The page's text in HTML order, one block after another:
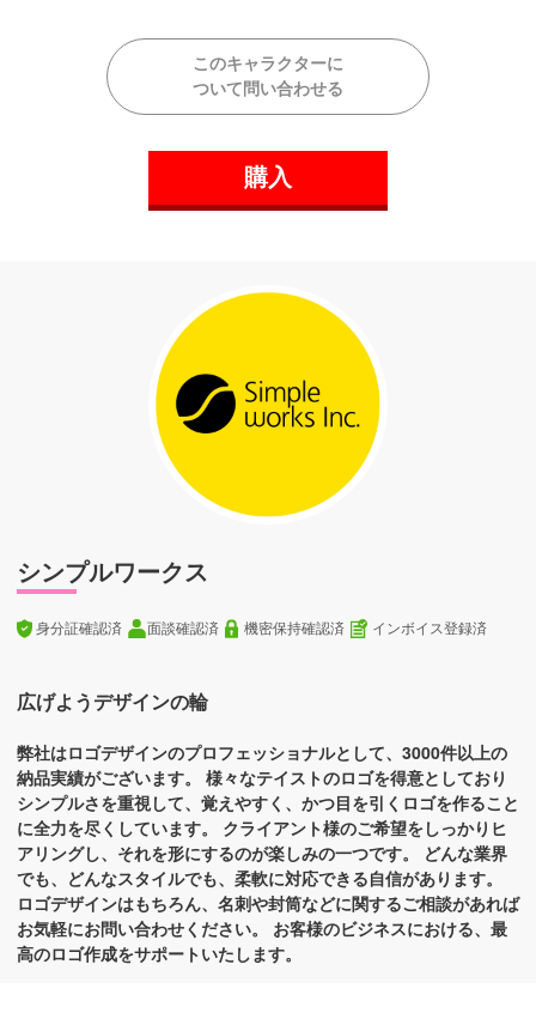
このキャラクターに
ついて問い合わせる
購入
シンプルワークス
身分証確認済 面談確認済 機密保持確認済 インボイス登録済
広げようデザインの輪
弊社はロゴデザインのプロフェッショナルとして、3000件以上の
納品実績がございます。 様々なテイストのロゴを得意としており
シンプルさを重視して、覚えやすく、かつ目を引くロゴを作ること
に全力を尽くしています。 クライアント様のご希望をしっかりヒ
アリングし、それを形にするのが楽しみの一つです。 どんな業界
でも、どんなスタイルでも、柔軟に対応できる自信があります。
ロゴデザインはもちろん、名刺や封筒などに関するご相談があれば
お気軽にお問い合わせください。 お客様のビジネスにおける、最
高のロゴ作成をサポートいたします。